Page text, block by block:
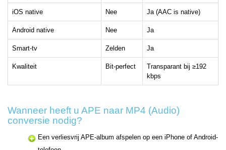
iOS native Nee Ja (AAC is native)
Android native Nee Ja
Smart-tv Zelden Ja
Kwaliteit Bit-perfect
Transparant bij ≥192
kbps
Wanneer heeft u APE naar MP4 (Audio)
conversie nodig?
Een verliesvrij APE-album afspelen op een iPhone of Android-